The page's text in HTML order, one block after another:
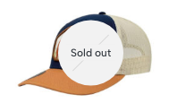
Sold out